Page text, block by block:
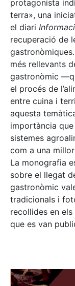
protagonista
terra», una
el diari
recuperació de
més rellevants
gastronòmic
el procés de
entre cuina i
aquesta
importància
sistemes
com a una
La monografia
sobre el llegat
gastronòmic
tradicionals i
recollides en
que es van